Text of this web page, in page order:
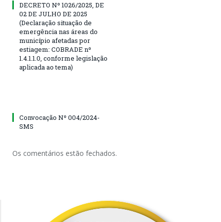
DECRETO Nº 1026/2025, DE
02 DE JULHO DE 2025
(Declaração situação de
emergência nas áreas do
município afetadas por
estiagem: COBRADE nº
1.4.1.1.0, conforme legislação
aplicada ao tema)
Convocação Nº 004/2024-
SMS
Os comentários estão fechados.